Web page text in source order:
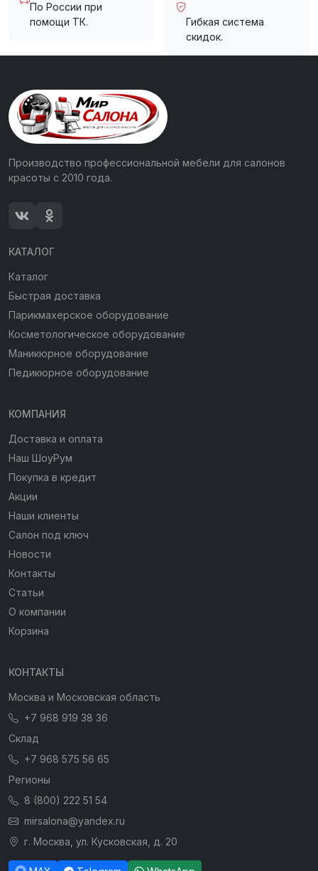
По России при
помощи ТК.
Гибкая система
скидок.
Производство профессиональной мебели для салонов
красоты с 2010 года.
КАТАЛОГ
Каталог
Быстрая доставка
Парикмахерское оборудование
Косметологическое оборудование
Маникюрное оборудование
Педикюрное оборудование
КОМПАНИЯ
Доставка и оплата
Наш ШоуРум
Покупка в кредит
Акции
Наши клиенты
Салон под ключ
Новости
Контакты
Статьи
О компании
Корзина
КОНТАКТЫ
Москва и Московская область
+7 968 919 38 36
Склад
+7 968 575 56 65
Регионы
8 (800) 222 51 54
mirsalona@yandex.ru
г. Москва, ул. Кусковская, д. 20